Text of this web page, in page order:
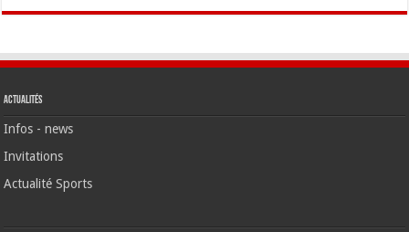
Actualités
Infos - news
Invitations
Actualité Sports